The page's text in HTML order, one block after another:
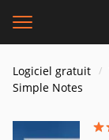
Logiciel gratuit
Simple Notes